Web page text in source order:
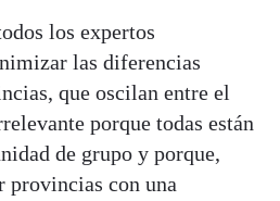
los expertos
las diferencias
que oscilan entre el
porque todas están
de grupo y porque,
provincias con una